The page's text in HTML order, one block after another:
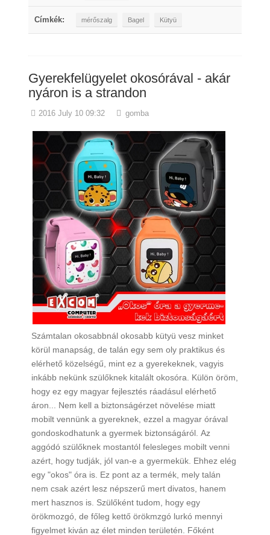
Címkék: mérőszalg Bagel Kütyü
Gyerekfelügyelet okosórával - akár
nyáron is a strandon
2016 July 10 09:32 gomba
Számtalan okosabbnál okosabb kütyü vesz minket
körül manapság, de talán egy sem oly praktikus és
elérhető közelségű, mint ez a gyerekeknek, vagyis
inkább nekünk szülőknek kitalált okosóra. Külön öröm,
hogy ez egy magyar fejlesztés ráadásul elérhető
áron... Nem kell a biztonságérzet növelése miatt
mobilt vennünk a gyereknek, ezzel a magyar órával
gondoskodhatunk a gyermek biztonságáról. Az
aggódó szülőknek mostantól felesleges mobilt venni
azért, hogy tudják, jól van-e a gyermekük. Ehhez elég
egy "okos" óra is. Ez pont az a termék, mely talán
nem csak azért lesz népszerű mert divatos, hanem
mert hasznos is. Szülőként tudom, hogy egy
örökmozgó, de főleg kettő örökmzgó lurkó mennyi
figyelmet kiván az élet minden területén. Főként